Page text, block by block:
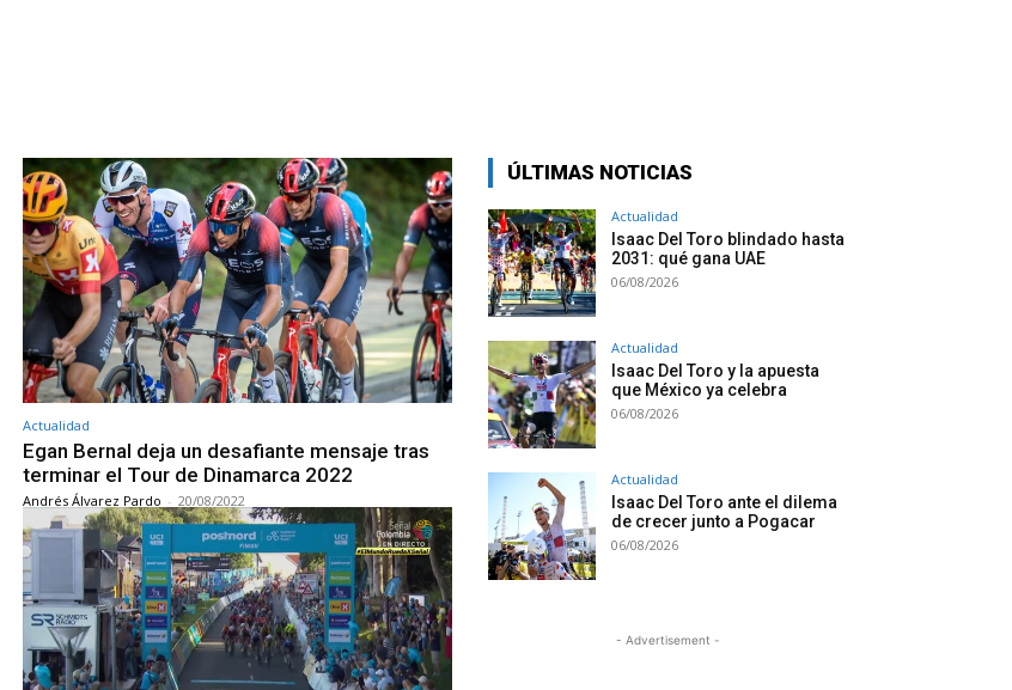
Actualidad
Egan Bernal deja un desafiante mensaje tras
terminar el Tour de Dinamarca 2022
Andrés Álvarez Pardo - 20/08/2022
ÚLTIMAS NOTICIAS
Actualidad
Isaac Del Toro blindado hasta
2031: qué gana UAE
06/08/2026
Actualidad
Isaac Del Toro y la apuesta
que México ya celebra
06/08/2026
Actualidad
Isaac Del Toro ante el dilema
de crecer junto a Pogacar
06/08/2026
- Advertisement -